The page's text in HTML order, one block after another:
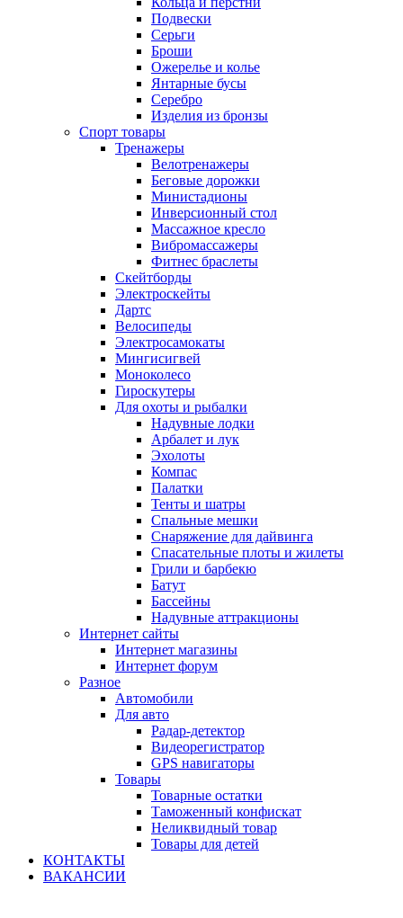
Подвески
Серьги
Броши
Ожерелье и колье
Янтарные бусы
Серебро
Изделия из бронзы
Спорт товары
Тренажеры
Велотренажеры
Беговые дорожки
Министадионы
Инверсионный стол
Массажное кресло
Вибромассажеры
Фитнес браслеты
Скейтборды
Электроскейты
Дартс
Велосипеды
Электросамокаты
Мингисигвей
Моноколесо
Гироскутеры
Для охоты и рыбалки
Надувные лодки
Арбалет и лук
Эхолоты
Компас
Палатки
Тенты и шатры
Спальные мешки
Снаряжение для дайвинга
Спасательные плоты и жилеты
Грили и барбекю
Батут
Бассейны
Надувные аттракционы
Интернет сайты
Интернет магазины
Интернет форум
Разное
Автомобили
Для авто
Радар-детектор
Видеорегистратор
GPS навигаторы
Товары
Товарные остатки
Таможенный конфискат
Неликвидный товар
Товары для детей
КОНТАКТЫ
ВАКАНСИИ